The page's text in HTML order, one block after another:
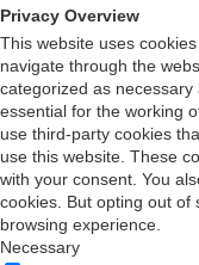
essential for the working
use third-party cookies
use this website. These
with your consent. You
cookies. But opting out of
browsing experience.
Necessary
Necessary
Alltid aktiverad
Necessary cookies are
properly. These cookies